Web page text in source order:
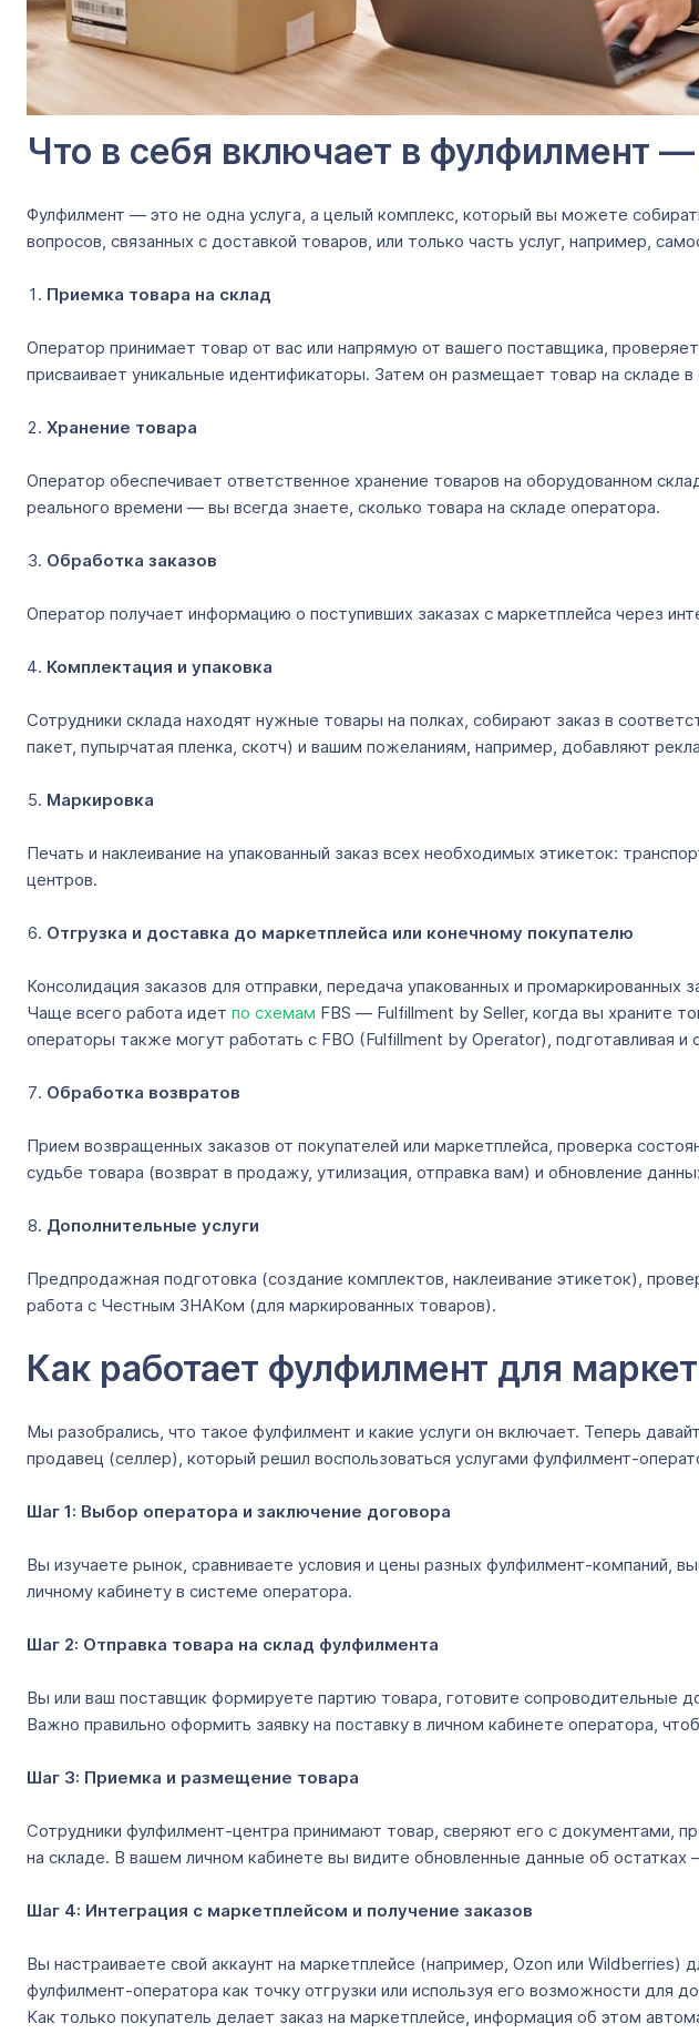
Что в себя включает в фулфилмент ―
Фулфилмент ― это не одна услуга, а целый комплекс, который вы можете
вопросов, связанных с доставкой товаров, или только часть услуг, например,
Приемка товара на склад
Оператор принимает товар от вас или напрямую от вашего поставщика,
присваивает уникальные идентификаторы. Затем он размещает товар на
Хранение товара
Оператор обеспечивает ответственное хранение товаров на оборудованном
реального времени ― вы всегда знаете, сколько товара на складе оператора.
Обработка заказов
Оператор получает информацию о поступивших заказах с маркетплейса через
Комплектация и упаковка
Сотрудники склада находят нужные товары на полках, собирают заказ в
пакет, пупырчатая пленка, скотч) и вашим пожеланиям, например, добавляют
Маркировка
Печать и наклеивание на упакованный заказ всех необходимых этикеток:
центров.
Отгрузка и доставка до маркетплейса или конечному покупателю
Консолидация заказов для отправки, передача упакованных и
Чаще всего работа идет по схемам FBS ― Fulfillment by Seller, когда вы храните
операторы также могут работать с FBO (Fulfillment by Operator), подготавливая
Обработка возвратов
Прием возвращенных заказов от покупателей или маркетплейса, проверка
судьбе товара (возврат в продажу, утилизация, отправка вам) и обновление
Дополнительные услуги
Предпродажная подготовка (создание комплектов, наклеивание этикеток),
работа с Честным ЗНАКом (для маркированных товаров).
Как работает фулфилмент для
Мы разобрались, что такое фулфилмент и какие услуги он включает. Теперь
продавец (селлер), который решил воспользоваться услугами фулфилмент-
Шаг 1: Выбор оператора и заключение договора
Вы изучаете рынок, сравниваете условия и цены разных фулфилмент-компаний,
личному кабинету в системе оператора.
Шаг 2: Отправка товара на склад фулфилмента
Вы или ваш поставщик формируете партию товара, готовите сопроводительные
Важно правильно оформить заявку на поставку в личном кабинете оператора,
Шаг 3: Приемка и размещение товара
Сотрудники фулфилмент-центра принимают товар, сверяют его с документами,
на складе. В вашем личном кабинете вы видите обновленные данные об
Шаг 4: Интеграция с маркетплейсом и получение заказов
Вы настраиваете свой аккаунт на маркетплейсе (например, Ozon или
фулфилмент-оператора как точку отгрузки или используя его возможности для
Как только покупатель делает заказ на маркетплейсе, информация об этом